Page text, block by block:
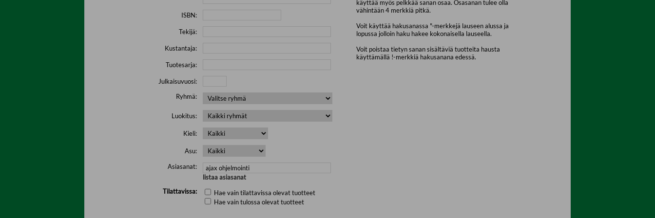
ISBN:
Tekijä:
Kustantaja:
Tuotesarja:
Julkaisuvuosi:
Ryhmä:
Luokitus:
Kieli:
Asu:
Asiasanat:
listaa asiasanat
Tilattavissa:
Hae vain tilattavissa olevat tuotteet
Hae vain tulossa olevat tuotteet
käyttää myös pelkkää sanan osaa. Osasanan tulee olla
vähintään 4 merkkiä pitkä.
Voit käyttää hakusanassa "-merkkejä lauseen alussa ja
lopussa jolloin haku hakee kokonaisella lauseella.
Voit poistaa tietyn sanan sisältäviä tuotteita hausta
käyttämällä !-merkkiä hakusanana edessä.